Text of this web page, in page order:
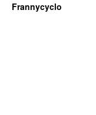
Frannycyclo